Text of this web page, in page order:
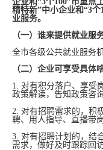
精特新”中小企业和“3
业服务。
（一）谁来提供就业服务
全市各级公共就业服务
（二）企业可享受具体
1. 对有积分落户、享受
政策解读，告知政策咨
2. 对有招聘需求的，积
聘、用人指导、直播带
3. 对有招聘计划的，结
需求，做好及时跟踪回